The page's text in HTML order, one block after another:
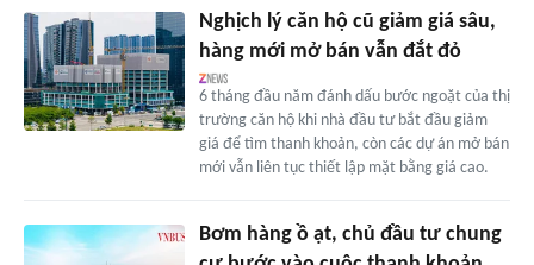
Nghịch lý căn hộ cũ giảm giá sâu,
hàng mới mở bán vẫn đắt đỏ
6 tháng đầu năm đánh dấu bước ngoặt của thị
trường căn hộ khi nhà đầu tư bắt đầu giảm
giá để tìm thanh khoản, còn các dự án mở bán
mới vẫn liên tục thiết lập mặt bằng giá cao.
Bơm hàng ồ ạt, chủ đầu tư chung